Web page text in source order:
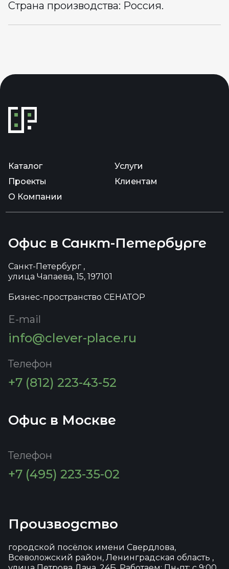
Страна производства: Россия.
Каталог
Услуги
Проекты
Клиентам
О Компании
Офис в Санкт-Петербурге
Санкт-Петербург ,
улица Чапаева, 15, 197101
Бизнес-пространство СЕНАТОР
E-mail
info@clever-place.ru
Телефон
+7 (812) 223-43-52
Офис в Москве
Телефон
+7 (495) 223-35-02
Производство
городской посёлок имени Свердлова,
Всеволожский район, Ленинградская область ,